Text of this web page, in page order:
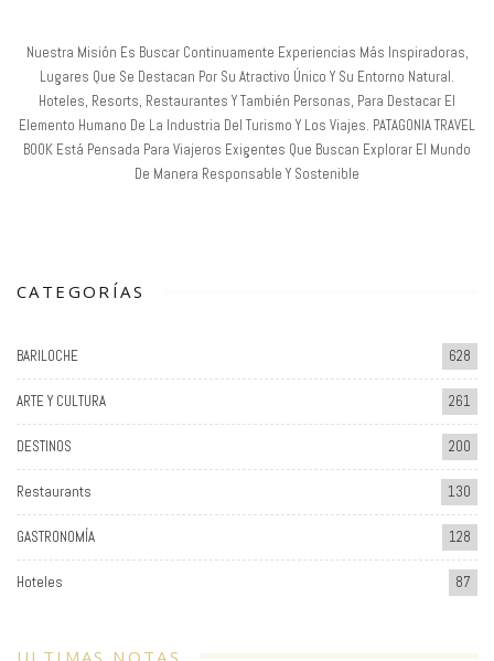
Nuestra Misión Es Buscar Continuamente Experiencias Más Inspiradoras,
Lugares Que Se Destacan Por Su Atractivo Único Y Su Entorno Natural.
Hoteles, Resorts, Restaurantes Y También Personas, Para Destacar El
Elemento Humano De La Industria Del Turismo Y Los Viajes. PATAGONIA TRAVEL
BOOK Está Pensada Para Viajeros Exigentes Que Buscan Explorar El Mundo
De Manera Responsable Y Sostenible
CATEGORÍAS
BARILOCHE 628
ARTE Y CULTURA 261
DESTINOS 200
Restaurants 130
GASTRONOMÍA 128
Hoteles 87
ULTIMAS NOTAS